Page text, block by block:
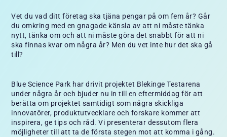
Vet du vad ditt företag ska tjäna pengar på om fem år? Går
du omkring med en gnagade känsla av att ni måste tänka
nytt, tänka om och att ni måste göra det snabbt för att ni
ska finnas kvar om några år? Men du vet inte hur det ska gå
till?
Blue Science Park har drivit projektet Blekinge Testarena
under några år och bjuder nu in till en eftermiddag för att
berätta om projektet samtidigt som några skickliga
innovatörer, produktutvecklare och forskare kommer att
inspirera, ge tips och råd. Vi presenterar dessutom flera
möjligheter till att ta de första stegen mot att komma i gång.